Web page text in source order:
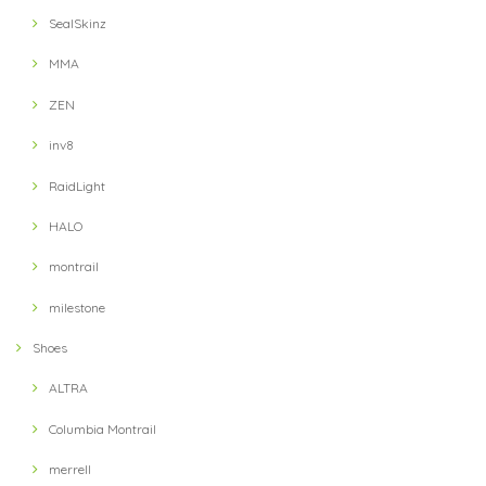
SealSkinz
MMA
ZEN
inv8
RaidLight
HALO
montrail
milestone
Shoes
ALTRA
Columbia Montrail
merrell